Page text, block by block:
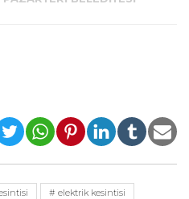
# elektrik kesintisi